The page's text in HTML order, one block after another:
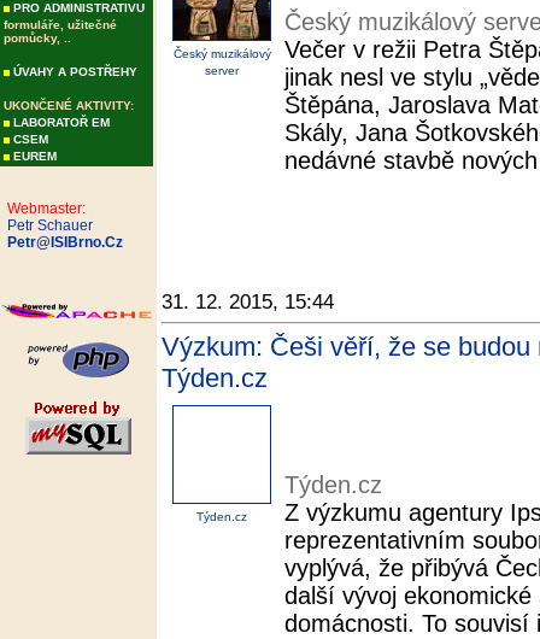
PRO ADMINISTRATIVU
formuláře, užitečné
pomůcky, ..
ÚVAHY A POSTŘEHY
UKONČENÉ AKTIVITY:
LABORATOŘ EM
CSEM
EUREM
Webmaster:
Petr Schauer
Petr@ISIBrno.Cz
Český muzikálový
server
Český muzikálový
Večer v režii Petra
jinak nesl ve stylu
Štěpána, Jaroslava
Skály, Jana
nedávné stavbě
31. 12. 2015, 15:44
Výzkum: Češi věří, že se
Týden.cz
Týden.cz
Týden.cz
Z výzkumu agentury
reprezentativním
vyplývá, že přibývá
další vývoj
domácnosti. To